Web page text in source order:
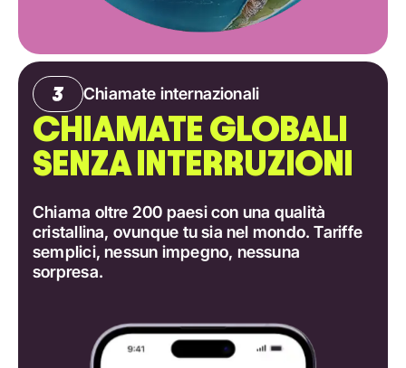
Chiamate internazionali
CHIAMATE GLOBALI
SENZA INTERRUZIONI
Chiama oltre 200 paesi con una qualità
cristallina, ovunque tu sia nel mondo. Tariffe
semplici, nessun impegno, nessuna
sorpresa.